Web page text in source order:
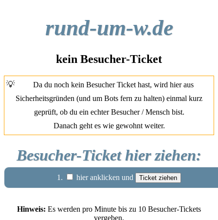
rund-um-w.de
kein Besucher-Ticket
💡
Da du noch kein Besucher Ticket hast, wird hier aus
Sicherheitsgründen (und um Bots fern zu halten) einmal kurz
geprüft, ob du ein echter Besucher / Mensch bist.
Danach geht es wie gewohnt weiter.
Besucher-Ticket hier ziehen:
1. hier anklicken und
Hinweis: Es werden pro Minute bis zu 10 Besucher-Tickets
vergeben.